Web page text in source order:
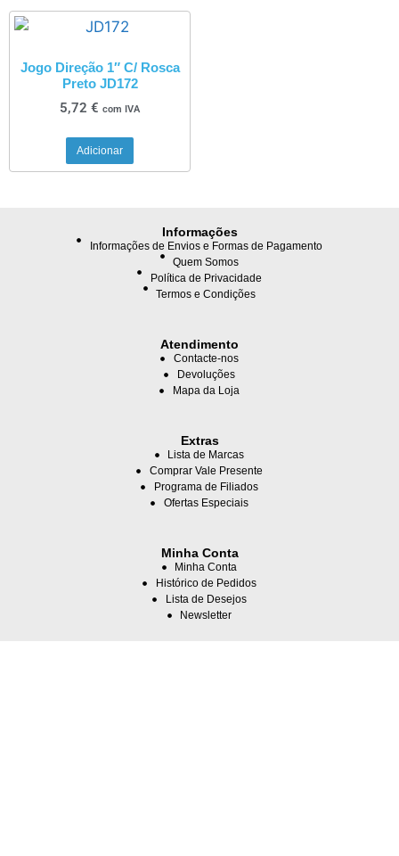
Jogo Direção 1″ C/ Rosca
Preto JD172
5,72 € com IVA
Adicionar
Informações
Informações de Envios e Formas de Pagamento
Quem Somos
Política de Privacidade
Termos e Condições
Atendimento
Contacte-nos
Devoluções
Mapa da Loja
Extras
Lista de Marcas
Comprar Vale Presente
Programa de Filiados
Ofertas Especiais
Minha Conta
Minha Conta
Histórico de Pedidos
Lista de Desejos
Newsletter